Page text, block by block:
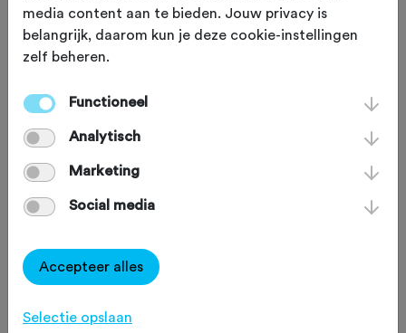
media content aan te bieden. Jouw privacy is
belangrijk, daarom kun je deze cookie-instellingen
zelf beheren.
Functioneel
Analytisch
Marketing
Social media
Accepteer alles
Selectie opslaan